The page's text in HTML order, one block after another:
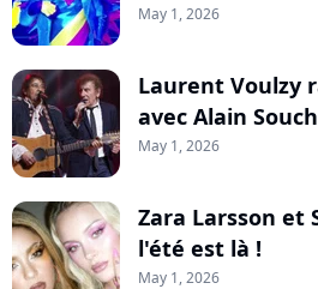
May 1, 2026
Laurent Voulzy
avec Alain
May 1, 2026
Zara Larsson et
l'été est là !
May 1, 2026